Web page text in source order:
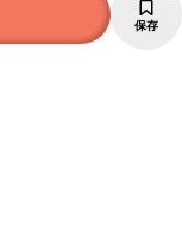
保存